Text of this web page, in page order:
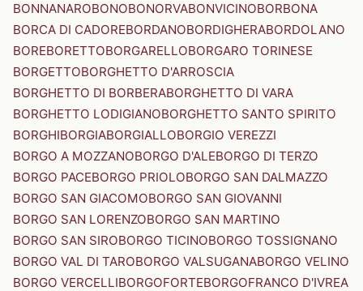
BONNANAROBONOBONORVABONVICINOBORBONA
BORCA DI CADOREBORDANOBORDIGHERABORDOLANO
BOREBORETTOBORGARELLOBORGARO TORINESE
BORGETTOBORGHETTO D'ARROSCIA
BORGHETTO DI BORBERABORGHETTO DI VARA
BORGHETTO LODIGIANOBORGHETTO SANTO SPIRITO
BORGHIBORGIABORGIALLOBORGIO VEREZZI
BORGO A MOZZANOBORGO D'ALEBORGO DI TERZO
BORGO PACEBORGO PRIOLOBORGO SAN DALMAZZO
BORGO SAN GIACOMOBORGO SAN GIOVANNI
BORGO SAN LORENZOBORGO SAN MARTINO
BORGO SAN SIROBORGO TICINOBORGO TOSSIGNANO
BORGO VAL DI TAROBORGO VALSUGANABORGO VELINO
BORGO VERCELLIBORGOFORTEBORGOFRANCO D'IVREA